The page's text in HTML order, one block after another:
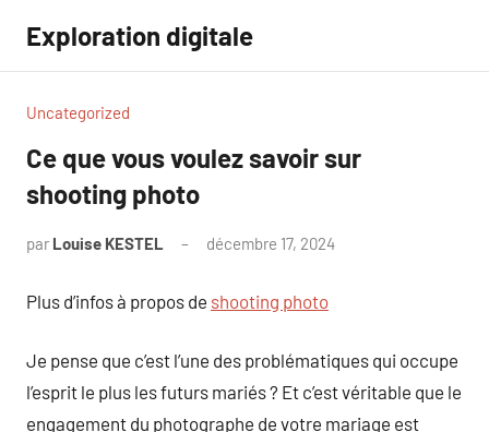
contenu
Exploration digitale
Uncategorized
Ce que vous voulez savoir sur
shooting photo
par Louise KESTEL décembre 17, 2024
Plus d’infos à propos de shooting photo
Je pense que c’est l’une des problématiques qui occupe
l’esprit le plus les futurs mariés ? Et c’est véritable que le
engagement du photographe de votre mariage est